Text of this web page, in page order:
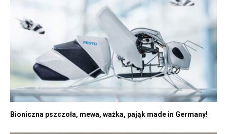
Bioniczna pszczoła, mewa, ważka, pająk made in Germany!